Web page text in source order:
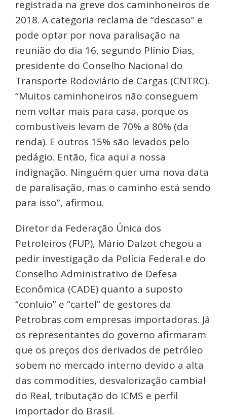
registrada na greve dos caminhoneiros de
2018. A categoria reclama de “descaso” e
pode optar por nova paralisação na
reunião do dia 16, segundo Plínio Dias,
presidente do Conselho Nacional do
Transporte Rodoviário de Cargas (CNTRC).
“Muitos caminhoneiros não conseguem
nem voltar mais para casa, porque os
combustíveis levam de 70% a 80% (da
renda). E outros 15% são levados pelo
pedágio. Então, fica aqui a nossa
indignação. Ninguém quer uma nova data
de paralisação, mas o caminho está sendo
para isso”, afirmou.
Diretor da Federação Única dos
Petroleiros (FUP), Mário Dalzot chegou a
pedir investigação da Polícia Federal e do
Conselho Administrativo de Defesa
Econômica (CADE) quanto a suposto
“conluio” e “cartel” de gestores da
Petrobras com empresas importadoras. Já
os representantes do governo afirmaram
que os preços dos derivados de petróleo
sobem no mercado interno devido a alta
das commodities, desvalorização cambial
do Real, tributação do ICMS e perfil
importador do Brasil.